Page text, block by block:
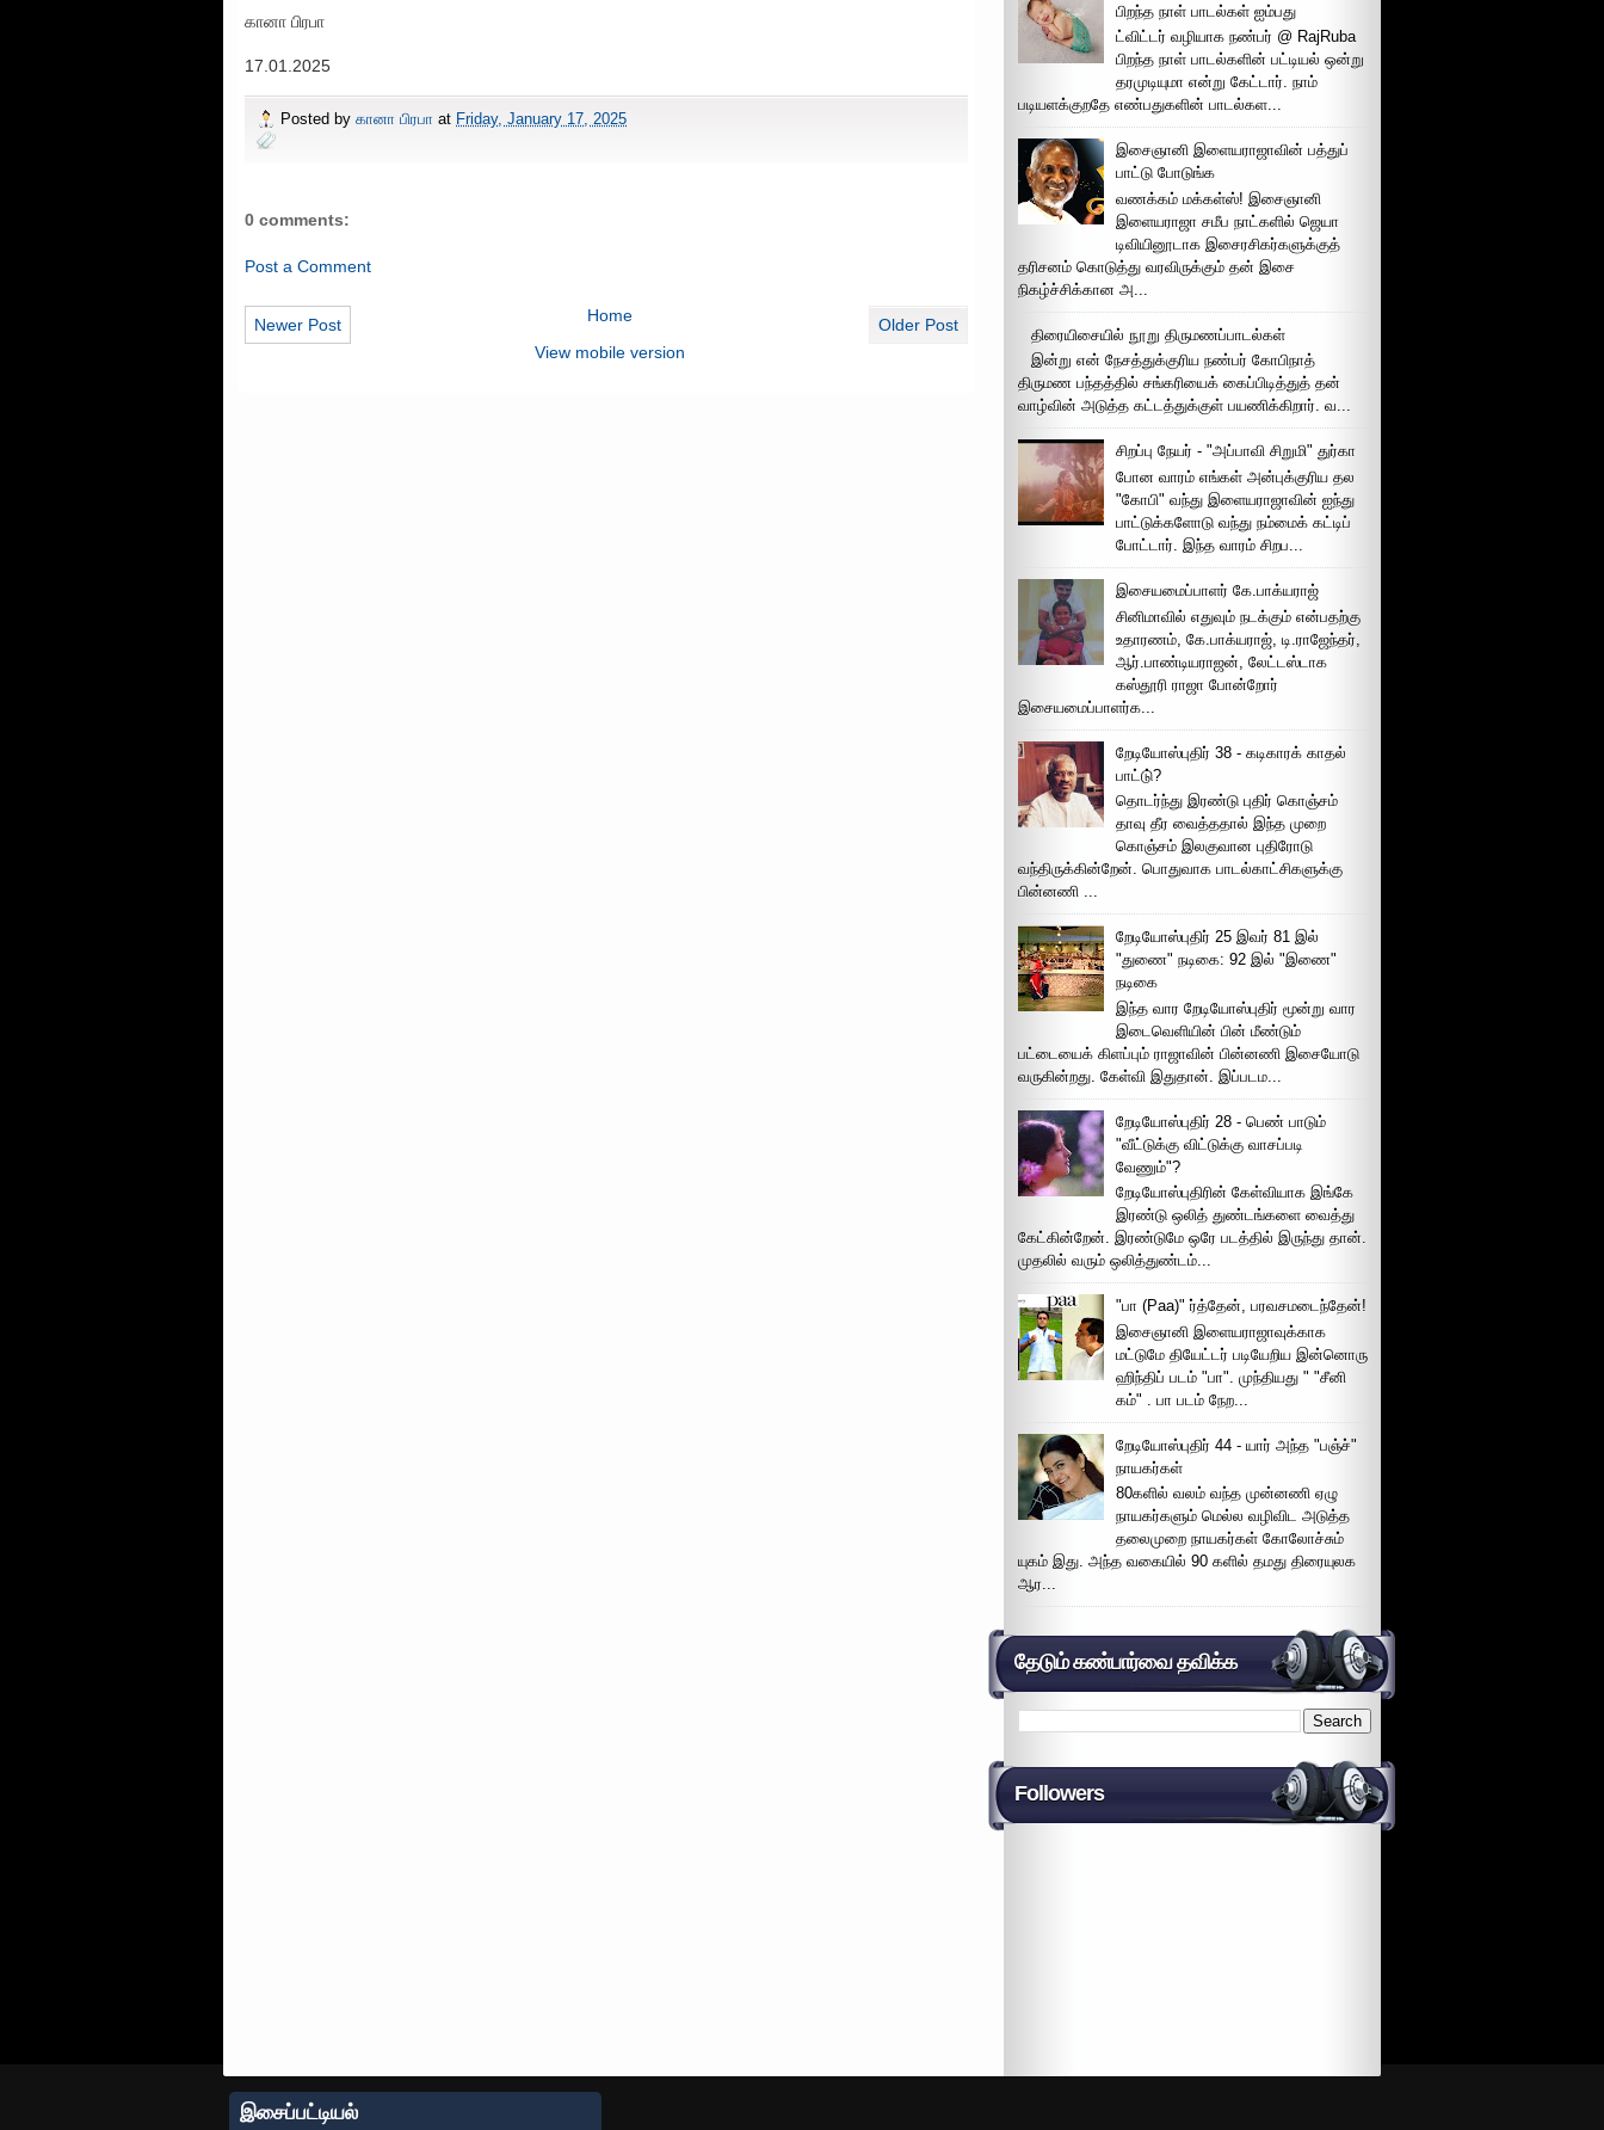
கானா பிரபா
17.01.2025
Posted by கானா பிரபா at Friday, January 17, 2025
0 comments:
Post a Comment
Newer Post Older Post
Home
View mobile version
பிறந்த நாள் பாடல்கள் ஐம்பது
ட்விட்டர் வழியாக நண்பர் @ RajRuba
பிறந்த நாள் பாடல்களின் பட்டியல் ஒன்று
தரமுடியுமா என்று கேட்டார். நாம்
படியளக்குறதே எண்பதுகளின் பாடல்கள...
இசைஞானி இளையராஜாவின் பத்துப்
பாட்டு போடுங்க
வணக்கம் மக்கள்ஸ்! இசைஞானி
இளையராஜா சமீப நாட்களில் ஜெயா
டிவியினூடாக இசைரசிகர்களுக்குத்
தரிசனம் கொடுத்து வரவிருக்கும் தன் இசை
நிகழ்ச்சிக்கான அ...
திரையிசையில் நூறு திருமணப்பாடல்கள்
இன்று என் நேசத்துக்குரிய நண்பர் கோபிநாத்
திருமண பந்தத்தில் சங்கரியைக் கைப்பிடித்துத் தன்
வாழ்வின் அடுத்த கட்டத்துக்குள் பயணிக்கிறார். வ...
சிறப்பு நேயர் - "அப்பாவி சிறுமி" துர்கா
போன வாரம் எங்கள் அன்புக்குரிய தல
"கோபி" வந்து இளையராஜாவின் ஐந்து
பாட்டுக்களோடு வந்து நம்மைக் கட்டிப்
போட்டார். இந்த வாரம் சிறப...
இசையமைப்பாளர் கே.பாக்யராஜ்
சினிமாவில் எதுவும் நடக்கும் என்பதற்கு
உதாரணம், கே.பாக்யராஜ், டி.ராஜேந்தர்,
ஆர்.பாண்டியராஜன், லேட்டஸ்டாக
கஸ்தூரி ராஜா போன்றோர்
இசையமைப்பாளர்க...
றேடியோஸ்புதிர் 38 - கடிகாரக் காதல்
பாட்டு்?
தொடர்ந்து இரண்டு புதிர் கொஞ்சம்
தாவு தீர வைத்ததால் இந்த முறை
கொஞ்சம் இலகுவான புதிரோடு
வந்திருக்கின்றேன். பொதுவாக பாடல்காட்சிகளுக்கு
பின்னணி ...
றேடியோஸ்புதிர் 25 இவர் 81 இல்
"துணை" நடிகை: 92 இல் "இணை"
நடிகை
இந்த வார றேடியோஸ்புதிர் மூன்று வார
இடைவெளியின் பின் மீண்டும்
பட்டையைக் கிளப்பும் ராஜாவின் பின்னணி இசையோடு
வருகின்றது. கேள்வி இதுதான். இப்படம...
றேடியோஸ்புதிர் 28 - பெண் பாடும்
"வீட்டுக்கு விட்டுக்கு வாசப்படி
வேணும்"?
றேடியோஸ்புதிரின் கேள்வியாக இங்கே
இரண்டு ஒலித் துண்டங்களை வைத்து
கேட்கின்றேன். இரண்டுமே ஒரே படத்தில் இருந்து தான்.
முதலில் வரும் ஒலித்துண்டம்...
"பா (Paa)" ர்த்தேன், பரவசமடைந்தேன்!
இசைஞானி இளையராஜாவுக்காக
மட்டுமே தியேட்டர் படியேறிய இன்னொரு
ஹிந்திப் படம் "பா". முந்தியது " "சீனி
கம்" . பா படம் நேற...
றேடியோஸ்புதிர் 44 - யார் அந்த "பஞ்ச்"
நாயகர்கள்
80களில் வலம் வந்த முன்னணி ஏழு
நாயகர்களும் மெல்ல வழிவிட அடுத்த
தலைமுறை நாயகர்கள் கோலோச்சும்
யுகம் இது. அந்த வகையில் 90 களில் தமது திரையுலக
ஆர...
தேடும் கண்பார்வை தவிக்க
Followers
இசைப்பட்டியல்